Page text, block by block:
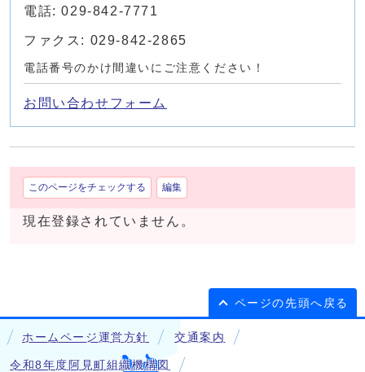
電話: 029-842-7771
ファクス: 029-842-2865
電話番号のかけ間違いにご注意ください！
お問い合わせフォーム
このページをチェックする 編集
現在登録されていません。
ページの先頭へ戻る
ホームページ運営方針 交通案内
令和8年度阿見町組織機構図